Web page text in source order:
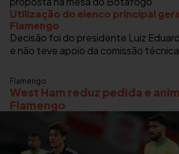
Utilização do elenco principal
Flamengo
Decisão foi do presidente Luiz
e não teve apoio da comissão
Flamengo
West Ham reduz pedida e
Flamengo